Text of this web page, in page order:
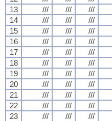
13
/// /// ///
14
/// /// ///
15
/// /// ///
16
/// /// ///
17
/// /// ///
18
/// /// ///
19
/// /// ///
20
/// /// ///
21
/// /// ///
22
/// /// ///
23
/// /// ///